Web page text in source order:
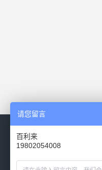
请您留言
百利来
19802054008